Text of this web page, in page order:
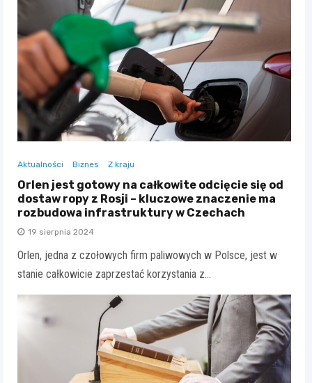
Aktualności Biznes Z kraju
Orlen jest gotowy na całkowite odcięcie się od
dostaw ropy z Rosji – kluczowe znaczenie ma
rozbudowa infrastruktury w Czechach
19 sierpnia 2024
Orlen, jedna z czołowych firm paliwowych w Polsce, jest w
stanie całkowicie zaprzestać korzystania z…